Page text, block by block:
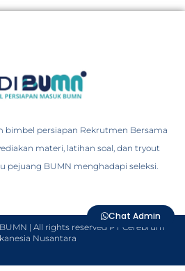
bimbel persiapan Rekrutmen Bersama
materi, latihan soal, dan tryout
pejuang BUMN menghadapi seleksi.
| All rights reserved PT Cerebrum
Nusantara
Chat Admin